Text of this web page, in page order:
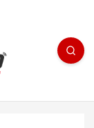
editorial